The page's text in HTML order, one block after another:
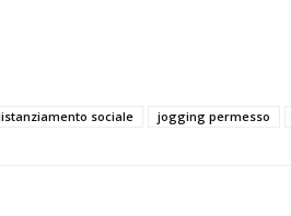
sociale jogging permesso